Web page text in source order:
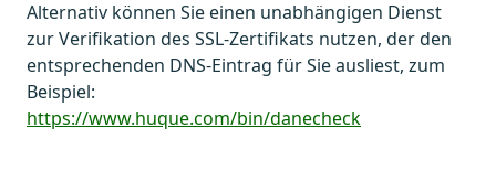
Alternativ können Sie einen unabhängigen Dienst
zur Verifikation des SSL-Zertifikats nutzen, der den
entsprechenden DNS-Eintrag für Sie ausliest, zum
Beispiel:
https://www.huque.com/bin/danecheck